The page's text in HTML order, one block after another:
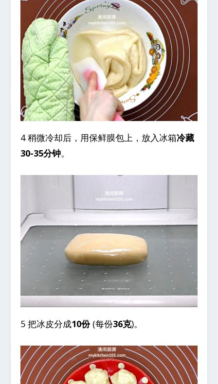
4 稍微冷却后，用保鲜膜包上，放入冰箱冷藏
30-35分钟。
5 把冰皮分成10份 (每份36克)。